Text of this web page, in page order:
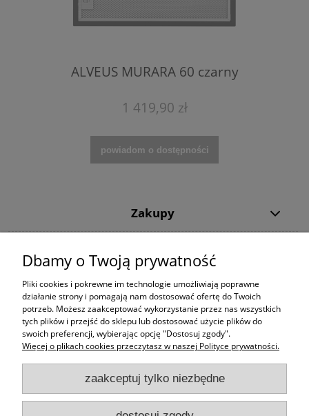
ALVEUS MURARA 60 czarny
1 419,90 zł
powiadom o dostępności
Zakupy
Moje konto
Informacje
Dbamy o Twoją prywatność
Pliki cookies i pokrewne im technologie umożliwiają poprawne
działanie strony i pomagają nam dostosować ofertę do Twoich
potrzeb. Możesz zaakceptować wykorzystanie przez nas wszystkich
tych plików i przejść do sklepu lub dostosować użycie plików do
swoich preferencji, wybierając opcję "Dostosuj zgody".
Więcej o plikach cookies przeczytasz w naszej Polityce prywatności.
zaakceptuj tylko niezbędne